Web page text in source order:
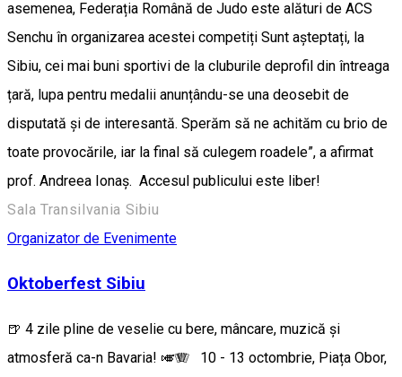
asemenea, Federația Română de Judo este alături de ACS
Senchu în organizarea acestei competiți Sunt așteptați, la
Sibiu, cei mai buni sportivi de la cluburile deprofil din întreaga
țară, lupa pentru medalii anunțându-se una deosebit de
disputată și de interesantă. Sperăm să ne achităm cu brio de
toate provocările, iar la final să culegem roadele”, a afirmat
prof. Andreea Ionaș. Accesul publicului este liber!
Sala Transilvania Sibiu
Organizator de Evenimente
Oktoberfest Sibiu
🍺 4 zile pline de veselie cu bere, mâncare, muzică și
atmosferă ca-n Bavaria! 🎺🪗 10 - 13 octombrie, Piața Obor,